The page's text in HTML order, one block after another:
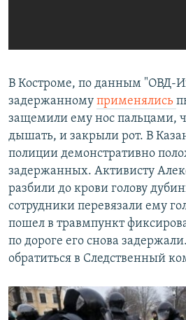
В Костроме, по данным "ОВД-
задержанному применялись
защемили ему нос пальцами,
дышать, и закрыли рот. В
полиции демонстративно
задержанных. Активисту
разбили до крови голову
сотрудники перевязали ему
пошел в травмпункт
по дороге его снова
обратиться в Следственный